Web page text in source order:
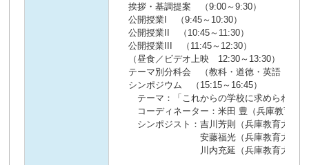
挨拶・基調提案 （9:00～9:30）
公開授業I （9:45～10:30）
公開授業II （10:45～11:30）
公開授業III （11:45～12:30）
（昼食／ビデオ上映 12:30～13:30）
テーマ別分科会 （教科・道徳・英語
シンポジウム （15:15～16:45）
テーマ：「これからの学校に求められるも
コーディネーター：米田 豊（兵庫教育大
シンポジスト：吉川芳則（兵庫教育大学大
安藤福光（兵庫教育大学大学
川内充延（兵庫教育大学大学